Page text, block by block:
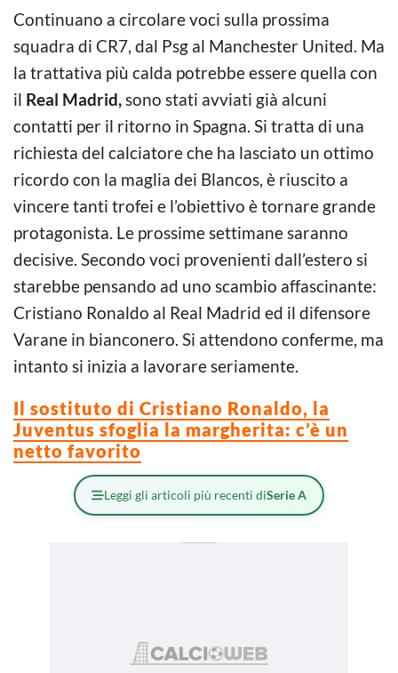
Continuano a circolare voci sulla prossima
squadra di CR7, dal Psg al Manchester United. Ma
la trattativa più calda potrebbe essere quella con
il Real Madrid,sono stati avviati già alcuni
contatti per il ritorno in Spagna. Si tratta di una
richiesta del calciatore che ha lasciato un ottimo
ricordo con la maglia dei Blancos, è riuscito a
vincere tanti trofei e l’obiettivo è tornare grande
protagonista. Le prossime settimane saranno
decisive. Secondo voci provenienti dall’estero si
starebbe pensando ad uno scambio affascinante:
Cristiano Ronaldo al Real Madrid ed il difensore
Varane in bianconero. Si attendono conferme, ma
intanto si inizia a lavorare seriamente.
Il sostituto di Cristiano Ronaldo, la
Juventus sfoglia la margherita: c’è un
netto favorito
Leggi gli articoli più recenti diSerie A